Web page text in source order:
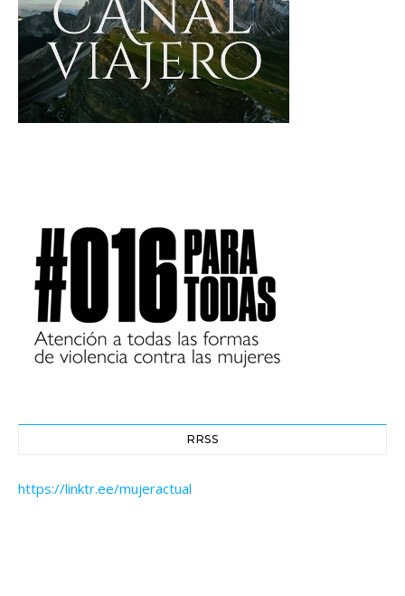
RRSS
https://linktr.ee/mujeractual